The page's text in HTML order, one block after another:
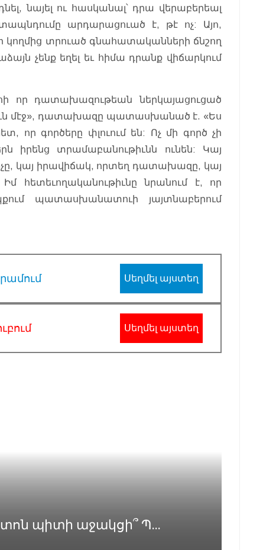
նայել ու հասկանալ՝ դրա վերաբերեալ
արդարացուած է, թէ ոչ: Այո,
կողմից տրուած գնահատականների ճնշող
չենք եղել եւ հիմա դրանք վիճարկում
որ դատախազութեան ներկայացուցած
մէջ», դատախազը պատասխանած է. «Ես
որ գործերը փլուում են: Ոչ մի գործ չի
իրենց տրամաբանութիւնն ունեն: Կայ
կայ իրավիճակ, որտեղ դատախազը, կայ
հետեւողականութիւնը նրանում է, որ
պատասխանատուի յայտնաբերում
Սեղմել այստեղ
Սեղմել այստեղ
պիտի աջակցի՞ Պ...